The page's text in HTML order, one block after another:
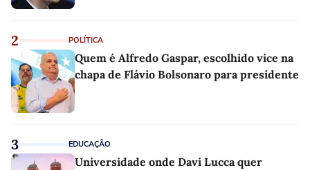
2 POLÍTICA
Quem é Alfredo Gaspar, escolhido vice na
chapa de Flávio Bolsonaro para presidente
3 EDUCAÇÃO
Universidade onde Davi Lucca quer